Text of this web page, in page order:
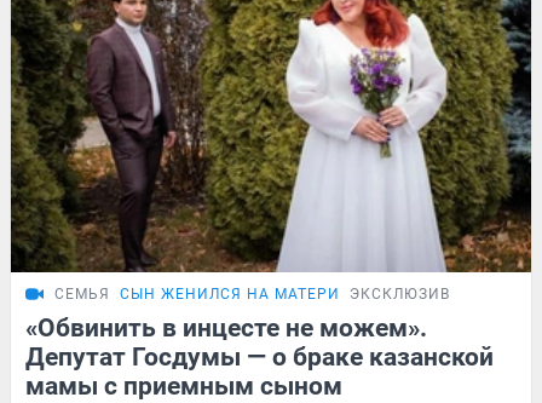
СЕМЬЯ СЫН ЖЕНИЛСЯ НА МАТЕРИ ЭКСКЛЮЗИВ
«Обвинить в инцесте не можем».
Депутат Госдумы — о браке казанской
мамы с приемным сыном